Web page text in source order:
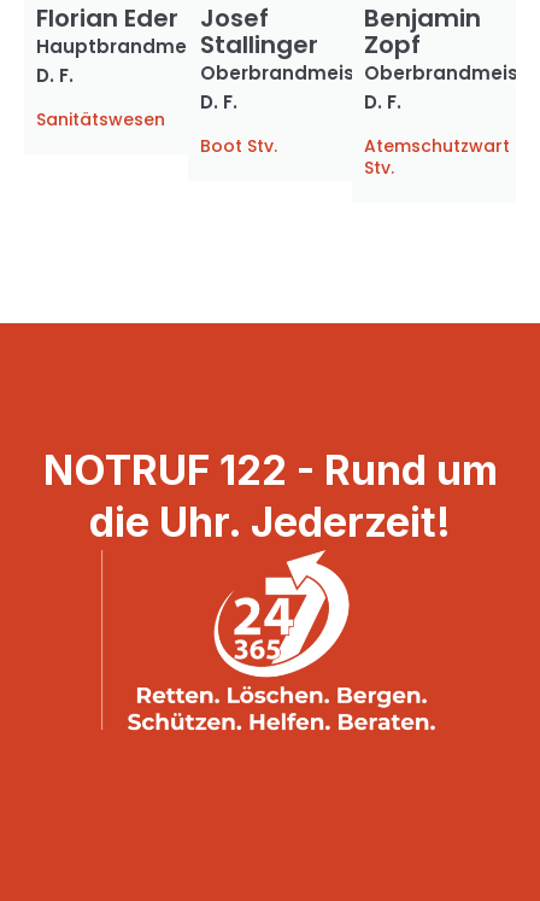
Florian Eder
Hauptbrandmeister
D. F.
Sanitätswesen
Josef
Stallinger
Oberbrandmeister
D. F.
Boot Stv.
Benjamin
Zopf
D. F.
Atemschutzwart
Stv.
NOTRUF 122 - Rund um
die Uhr. Jederzeit!